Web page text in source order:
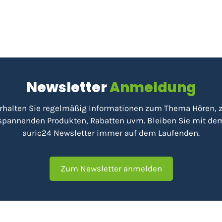
NewsletterAnmeldung
Sie regelmäßig Informationen zum Thema Hören,
Produkten, Rabatten uvm. Bleiben Sie mit
auric24 Newsletter immer auf dem Laufenden.
Zum Newsletter anmelden